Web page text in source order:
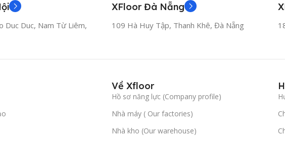
Duc Duc, Nam Từ Liêm,
XFloor Đà Nẵng
109 Hà Huy Tập, Thanh Khê, Đà Nẵng
Về Xfloor
Hồ sơ năng lực (Company profile)
Nhà máy ( Our factories)
Nhà kho (Our warehouse)